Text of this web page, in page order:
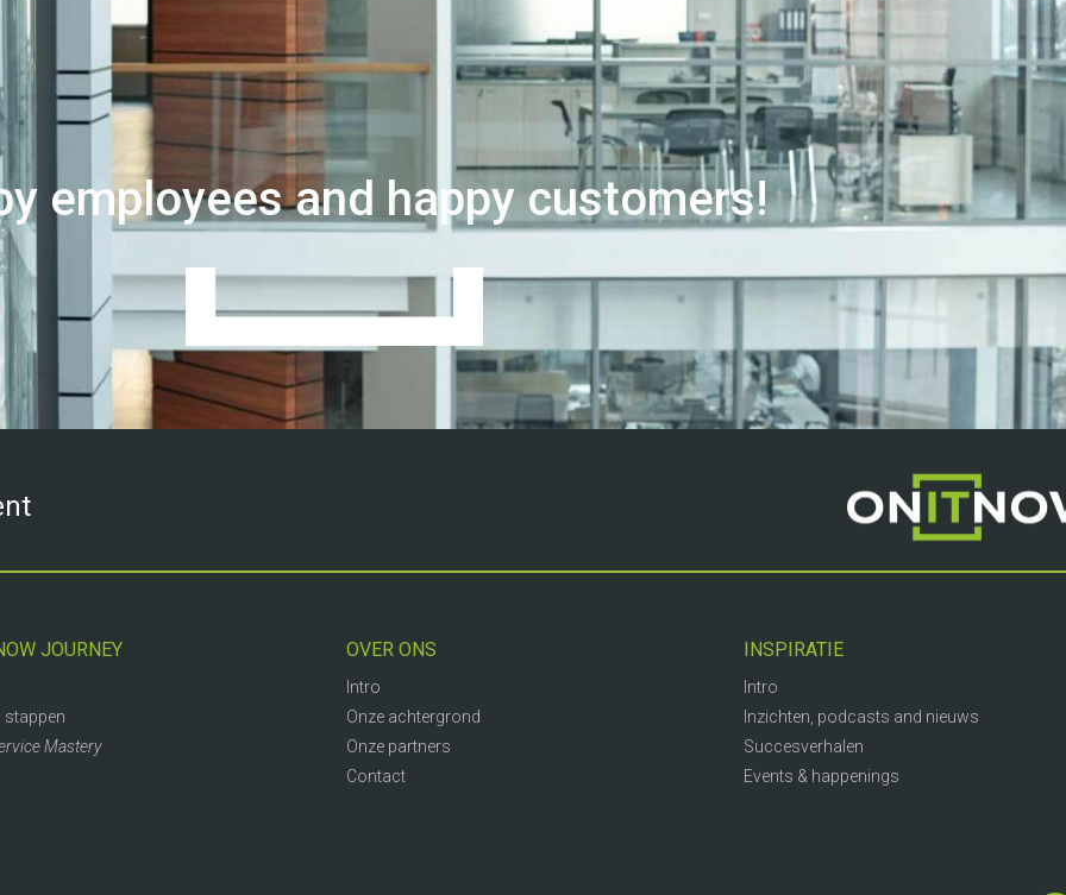
employees and happy customers!
JOURNEY
stappen
Mastery
OVER ONS
Intro
Onze achtergrond
Onze partners
Contact
INSPIRATIE
Intro
Inzichten, podcasts and nieuws
Succesverhalen
Events & happenings